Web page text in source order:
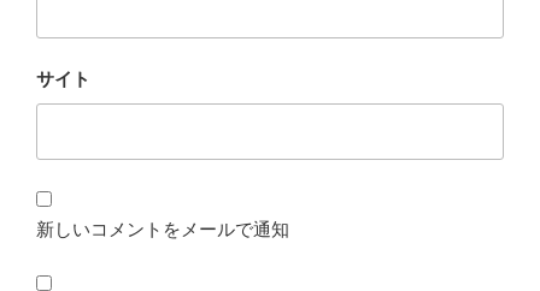
サイト
新しいコメントをメールで通知